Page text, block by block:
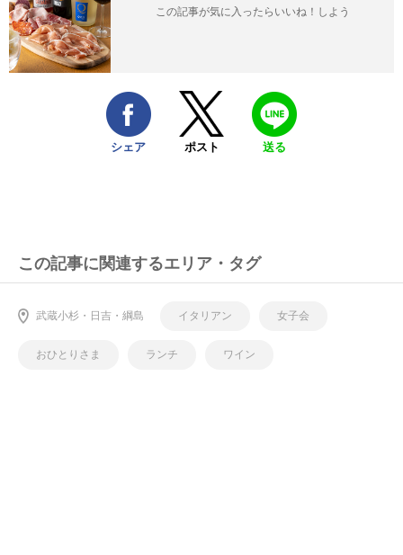
この記事が気に入ったらいいね！しよう
シェア ポスト 送る
この記事に関連するエリア・タグ
武蔵小杉・日吉・綱島 イタリアン 女子会
おひとりさま ランチ ワイン